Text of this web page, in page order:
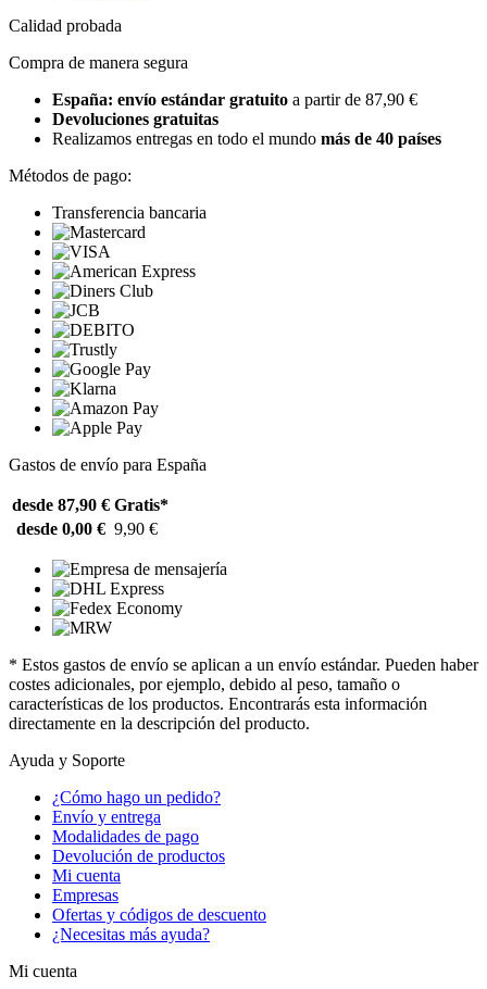
Calidad probada
Compra de manera segura
España: envío estándar gratuito a partir de 87,90 €
Devoluciones gratuitas
Realizamos entregas en todo el mundo más de 40 países
Métodos de pago:
Transferencia bancaria
Gastos de envío para España
desde 87,90 € Gratis*
desde 0,00 € 9,90 €
* Estos gastos de envío se aplican a un envío estándar. Pueden haber
costes adicionales, por ejemplo, debido al peso, tamaño o
características de los productos. Encontrarás esta información
directamente en la descripción del producto.
Ayuda y Soporte
¿Cómo hago un pedido?
Envío y entrega
Modalidades de pago
Devolución de productos
Mi cuenta
Empresas
Ofertas y códigos de descuento
¿Necesitas más ayuda?
Mi cuenta